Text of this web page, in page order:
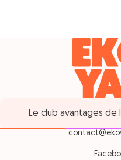
Le club avantages de